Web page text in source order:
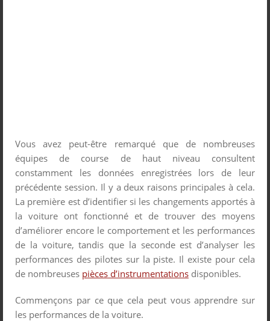
Vous avez peut-être remarqué que de nombreuses
équipes de course de haut niveau consultent
constamment les données enregistrées lors de leur
précédente session. Il y a deux raisons principales à cela.
La première est d’identifier si les changements apportés à
la voiture ont fonctionné et de trouver des moyens
d’améliorer encore le comportement et les performances
de la voiture, tandis que la seconde est d’analyser les
performances des pilotes sur la piste. Il existe pour cela
de nombreuses pièces d’instrumentations disponibles.
Commençons par ce que cela peut vous apprendre sur
les performances de la voiture.